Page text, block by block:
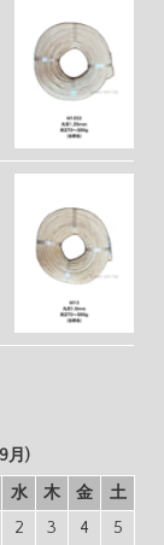
月)
水 木 金
土
2 3 4 5